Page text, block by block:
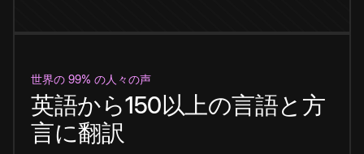
世界の 99% の人々の声
英語から150以上の言語と方
言に翻訳